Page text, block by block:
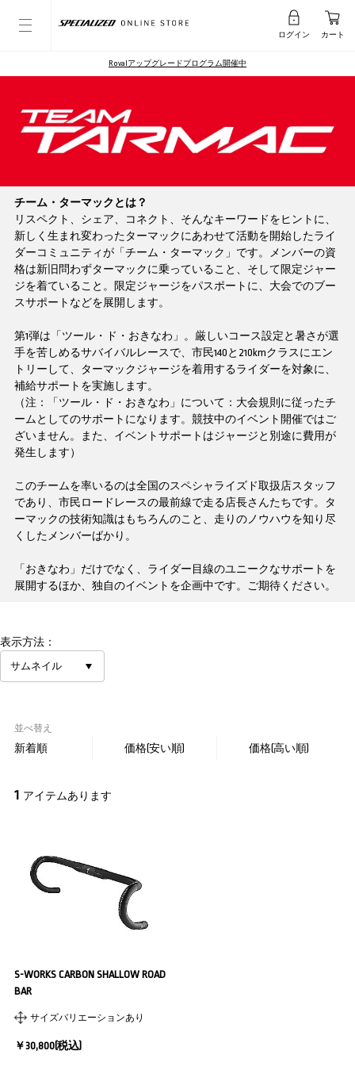
ログイン カート
Rovalアップグレードプログラム開催中
チーム・ターマックとは？
リスペクト、シェア、コネクト、そんなキーワードをヒントに、
新しく生まれ変わったターマックにあわせて活動を開始したライ
ダーコミュニティが「チーム・ターマック」です。メンバーの資
格は新旧問わずターマックに乗っていること、そして限定ジャー
ジを着ていること。限定ジャージをパスポートに、大会でのブー
スサポートなどを展開します。
第1弾は「ツール・ド・おきなわ」。厳しいコース設定と暑さが選
手を苦しめるサバイバルレースで、市民140と210kmクラスにエン
トリーして、ターマックジャージを着用するライダーを対象に、
補給サポートを実施します。
（注：「ツール・ド・おきなわ」について：大会規則に従ったチ
ームとしてのサポートになります。競技中のイベント開催ではご
ざいません。また、イベントサポートはジャージと別途に費用が
発生します）
このチームを率いるのは全国のスペシャライズド取扱店スタッフ
であり、市民ロードレースの最前線で走る店長さんたちです。タ
ーマックの技術知識はもちろんのこと、走りのノウハウを知り尽
くしたメンバーばかり。
「おきなわ」だけでなく、ライダー目線のユニークなサポートを
展開するほか、独自のイベントを企画中です。ご期待ください。
表示方法：
並べ替え
新着順 価格(安い順) 価格(高い順)
1 アイテムあります
S-WORKS CARBON SHALLOW ROAD
BAR
サイズバリエーションあり
￥30,800(税込)